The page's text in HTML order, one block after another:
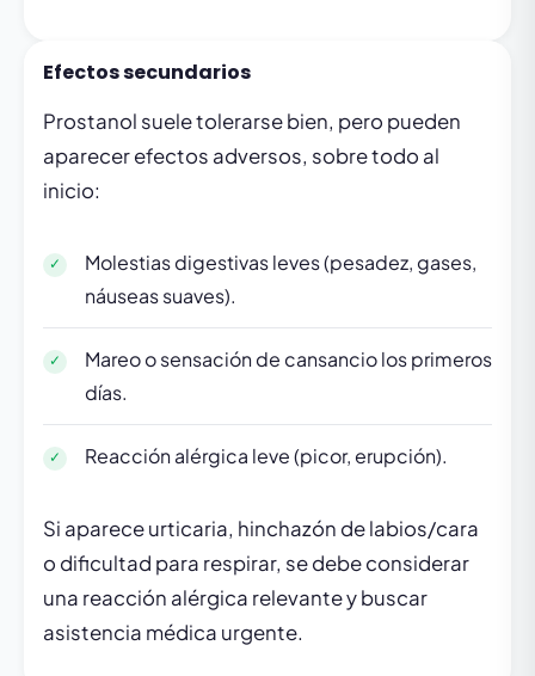
Efectos secundarios
Prostanol suele tolerarse bien, pero pueden
aparecer efectos adversos, sobre todo al
inicio:
Molestias digestivas leves (pesadez, gases,
náuseas suaves).
Mareo o sensación de cansancio los primeros
días.
Reacción alérgica leve (picor, erupción).
Si aparece urticaria, hinchazón de labios/cara
o dificultad para respirar, se debe considerar
una reacción alérgica relevante y buscar
asistencia médica urgente.